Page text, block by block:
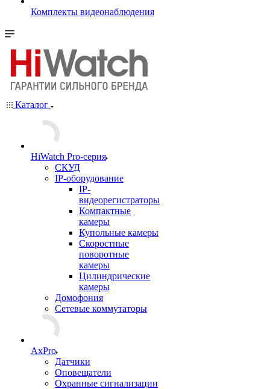
Комплекты видеонаблюдения
Каталог
HiWatch Pro-серия
CКУД
IP-оборудование
IP-
видеорегистраторы
Компактные
камеры
Купольные камеры
Скоростные
поворотные
камеры
Цилиндрические
камеры
Домофония
Сетевые коммутаторы
AxPro
Датчики
Оповещатели
Охранные сигнализации